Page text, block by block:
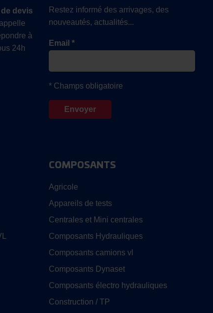
devis
à
24h
Restez informé des arrivages, des
nouveautés, actualités...
Email *
* Champs obligatoire
COMPOSANTS
Agricole
Appareils de tests
Centrales et Mini centrales
Composants Hydrauliques
Composants camions vl
Composants Dynaset
Composants électro hydrauliques
Construction / TP